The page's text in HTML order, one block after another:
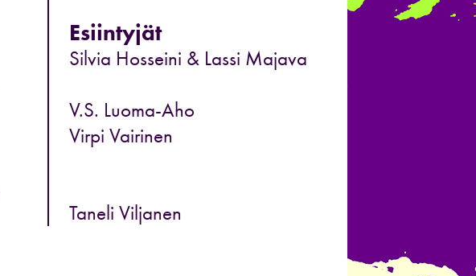
Esiintyjät
Silvia Hosseini & Lassi Majava
V.S. Luoma-Aho
Virpi Vairinen
Taneli Viljanen